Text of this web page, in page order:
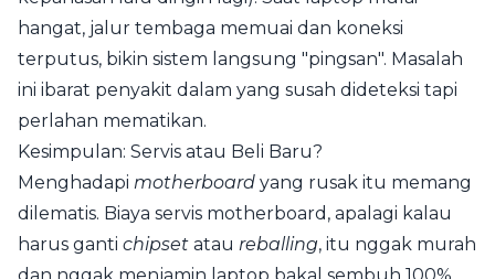
hangat, jalur tembaga memuai dan koneksi
terputus, bikin sistem langsung "pingsan". Masalah
ini ibarat penyakit dalam yang susah dideteksi tapi
perlahan mematikan.
Kesimpulan: Servis atau Beli Baru?
Menghadapi motherboard yang rusak itu memang
dilematis. Biaya servis motherboard, apalagi kalau
harus ganti chipset atau reballing, itu nggak murah